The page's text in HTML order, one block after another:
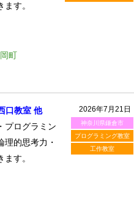
す。
町
2026年7月21日
神奈川県鎌倉市
プログラミング教室
工作教室
口教室 他
プログラミン
理的思考力・
す。